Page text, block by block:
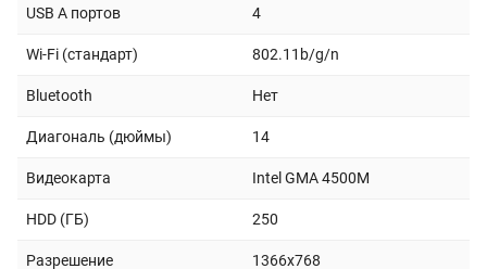
USB A портов 4
Wi-Fi (стандарт) 802.11b/g/n
Bluetooth Нет
Диагональ (дюймы) 14
Видеокарта Intel GMA 4500M
HDD (ГБ) 250
Разрешение 1366x768